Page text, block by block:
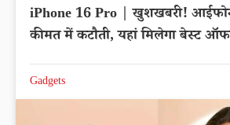
iPhone 16 Pro | खुशखबरी!
कीमत में कटौती, यहां मिलेगा बेस्ट
Gadgets